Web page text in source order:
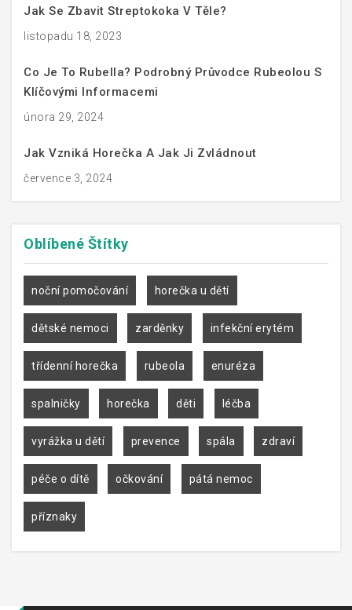
Jak Se Zbavit Streptokoka V Těle?
listopadu 18, 2023
Co Je To Rubella? Podrobný Průvodce Rubeolou S
Klíčovými Informacemi
února 29, 2024
Jak Vzniká Horečka A Jak Ji Zvládnout
července 3, 2024
Oblíbené Štítky
noční pomočování horečka u dětí
dětské nemoci zarděnky infekční erytém
třídenní horečka rubeola enuréza
spalničky horečka děti léčba
vyrážka u dětí prevence spála zdraví
péče o dítě očkování pátá nemoc
příznaky